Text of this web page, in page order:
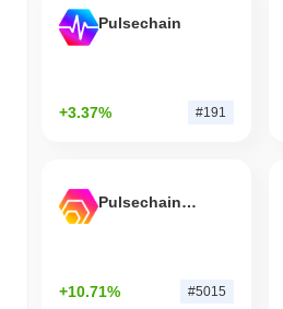
Pulsechain
+3.37% #191
Pulsechain Bridged HEX (Pulsechain)
+10.71% #5015